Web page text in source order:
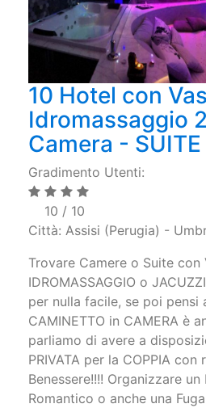
10 Hotel con
Idromassaggio
Camera -
Gradimento Utenti:
10 / 10
Città: Assisi (Perugia) -
Trovare Camere o Suite con
IDROMASSAGGIO o
per nulla facile, se poi pensi
CAMINETTO in CAMERA è
parliamo di avere a
PRIVATA per la COPPIA
Benessere!!!! Organizzare un
Romantico o anche una